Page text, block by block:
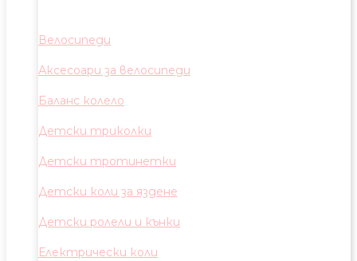
Велосипеди
Аксесоари за велосипеди
Баланс колело
Детски триколки
Детски тротинетки
Детски коли за яздене
Детски ролели и кънки
Електрически коли